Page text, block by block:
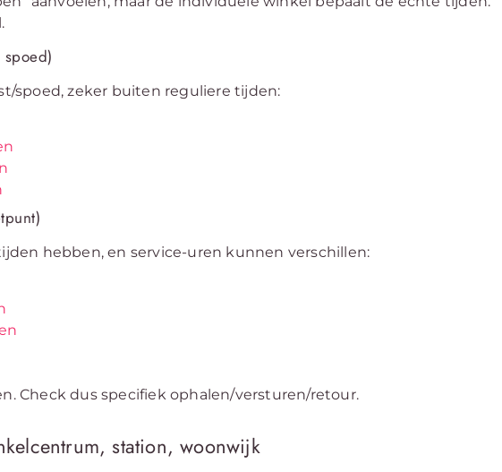
spoed, zeker buiten reguliere tijden:
hebben, en service-uren kunnen verschillen:
Check dus specifiek ophalen/versturen/retour.
station, woonwijk